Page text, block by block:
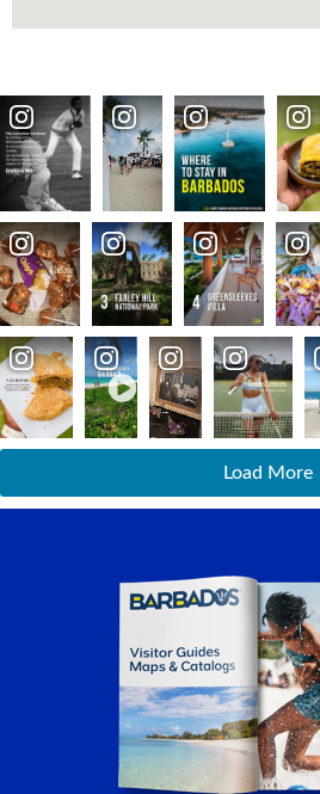
Load More